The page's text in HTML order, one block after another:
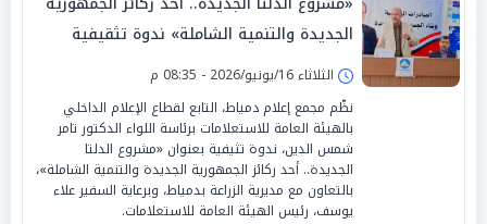
الجديدة والتنمية الشاملة» ندوة تثقيفية
بمجمع إعلام دمياط
الثلاثاء 16/يونيو/2026 - 08:35 م
نظّم مجمع إعلام دمياط، التابع لقطاع الإعلام الداخلي
بالهيئة العامة للاستعلامات برئاسة اللواء الدكتور تامر
شمس الدين، ندوة تثيفية بعنوان «مشروع الدلتا
الجديدة.. أحد ركائز الجمهورية الجديدة والتنمية الشاملة»،
بالتعاون مع مديرية الزراعة بدمياط، وبرعاية السفير علاء
يوسف، رئيس الهيئة العامة للاستعلامات.